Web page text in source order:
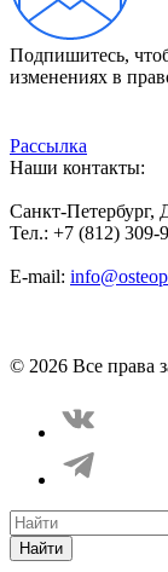
Подпишитесь,
изменениях в
Рассылка
Наши контакты:
Санкт-Петербург,
Тел.: +7 (812) 309-
E-mail:
© 2026 Все права
Найти